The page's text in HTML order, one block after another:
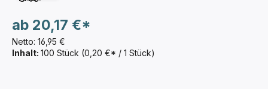
Netto: 16,95 €
ab 20,17 €*
Inhalt: 100 Stück (0,20 €* / 1 Stück)